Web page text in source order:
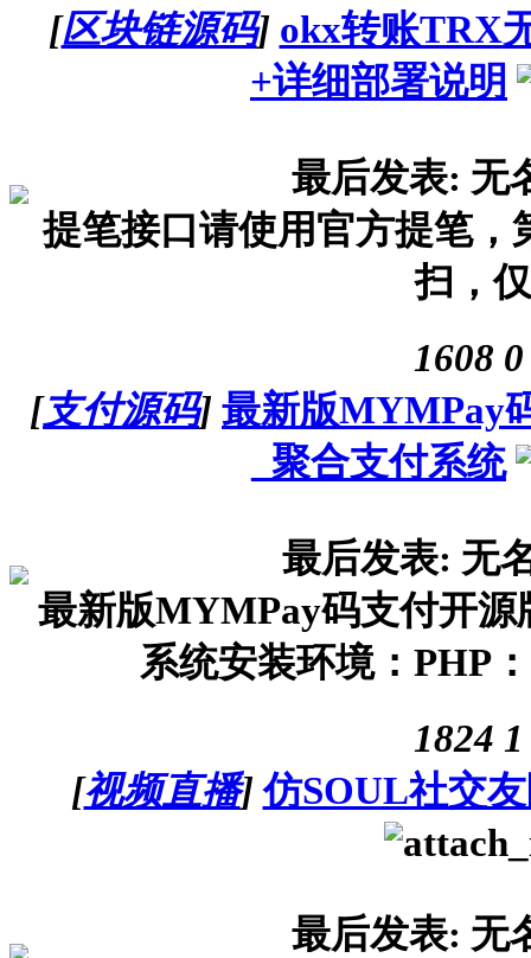
[区块链源码] okx转账TRX
+详细部署说明
最后发表: 无
提笔接口请使用官方提笔
扫，
1608 0
[支付源码] 最新版MYMPay
_聚合支付系统
最后发表: 无
最新版MYMPay码支付开源
系统安装环境：PHP
1824 1
[视频直播] 仿SOUL社交
最后发表: 无